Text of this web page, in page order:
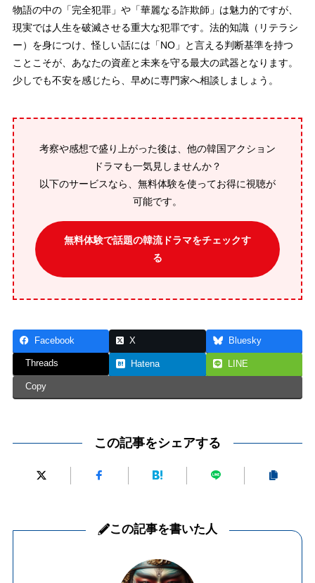
物語の中の「完全犯罪」や「華麗なる詐欺師」は魅力的ですが、
現実では人生を破滅させる重大な犯罪です。法的知識（リテラシ
ー）を身につけ、怪しい話には「NO」と言える判断基準を持つ
ことこそが、あなたの資産と未来を守る最大の武器となります。
少しでも不安を感じたら、早めに専門家へ相談しましょう。
考察や感想で盛り上がった後は、他の韓国アクション
ドラマも一気見しませんか？
以下のサービスなら、無料体験を使ってお得に視聴が
可能です。
無料体験で話題の韓流ドラマをチェックす
る
Facebook X Bluesky
Threads Hatena LINE
Copy
この記事をシェアする
この記事を書いた人